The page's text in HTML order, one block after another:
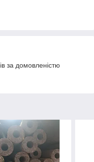
за домовленістю